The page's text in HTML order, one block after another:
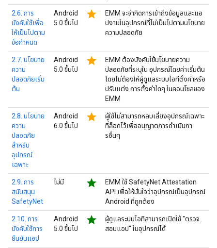
2.6. การ
บังคับใช้เพื่อ
ให้เป็นไปตาม
ข้อกำหนด
Android
5.0 ขึ้นไป
star
EMM จะจำกัดการเข้าถึงข้อมูลและแอ
ปงานในอุปกรณ์ที่ไม่เป็นไปตามนโยบาย
ความปลอดภัย
2.7. นโยบาย
ความ
ปลอดภัยเริ่ม
ต้น
Android
5.0 ขึ้นไป
star
EMM ต้องบังคับใช้นโยบายความ
ปลอดภัยที่ระบุใน อุปกรณ์โดยค่าเริ่มต้น
โดยไม่ต้องให้ผู้ดูแลระบบไอทีตั้งค่าหรือ
ปรับแต่ง การตั้งค่าใดๆ ในคอนโซลของ
EMM
2.8. นโยบาย
ความ
ปลอดภัย
สำหรับ
อุปกรณ์
เฉพาะ
Android
6.0 ขึ้นไป
star
ผู้ใช้ไม่สามารถหลบเลี่ยงอุปกรณ์เฉพาะ
ที่ล็อกไว้เพื่ออนุญาตการดำเนินกา
รอื่นๆ
2.9. การ
สนับสนุน
SafetyNet
ไม่มี star
EMM ใช้ SafetyNet Attestation
API เพื่อให้มั่นใจว่าอุปกรณ์เป็นอุปกรณ์
Android ที่ถูกต้อง
2.10. การ
บังคับใช้การ
ยืนยันแอป
Android
5.0 ขึ้นไป
star
ผู้ดูแลระบบไอทีสามารถเปิดใช้ "ตรวจ
สอบแอป" ในอุปกรณ์ได้